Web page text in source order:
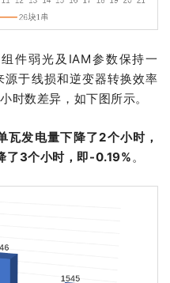
件弱光及IAM参数保持一
于线损和逆变器转换效率
时数差异，如下图所示。
发电量下降了2个小时，
3个小时，即-0.19%。